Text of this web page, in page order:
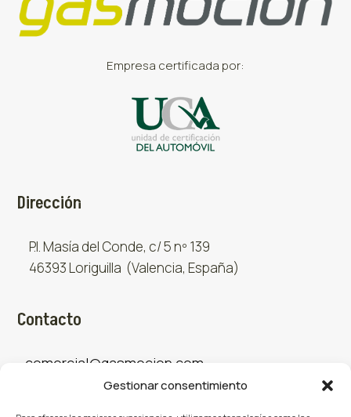
Gestionar consentimiento
Empresa certificada por:
Dirección
P.I. Masía del Conde, c/ 5 nº 139
46393 Loriguilla (Valencia, España)
Contacto
comercial@gasmocion.com